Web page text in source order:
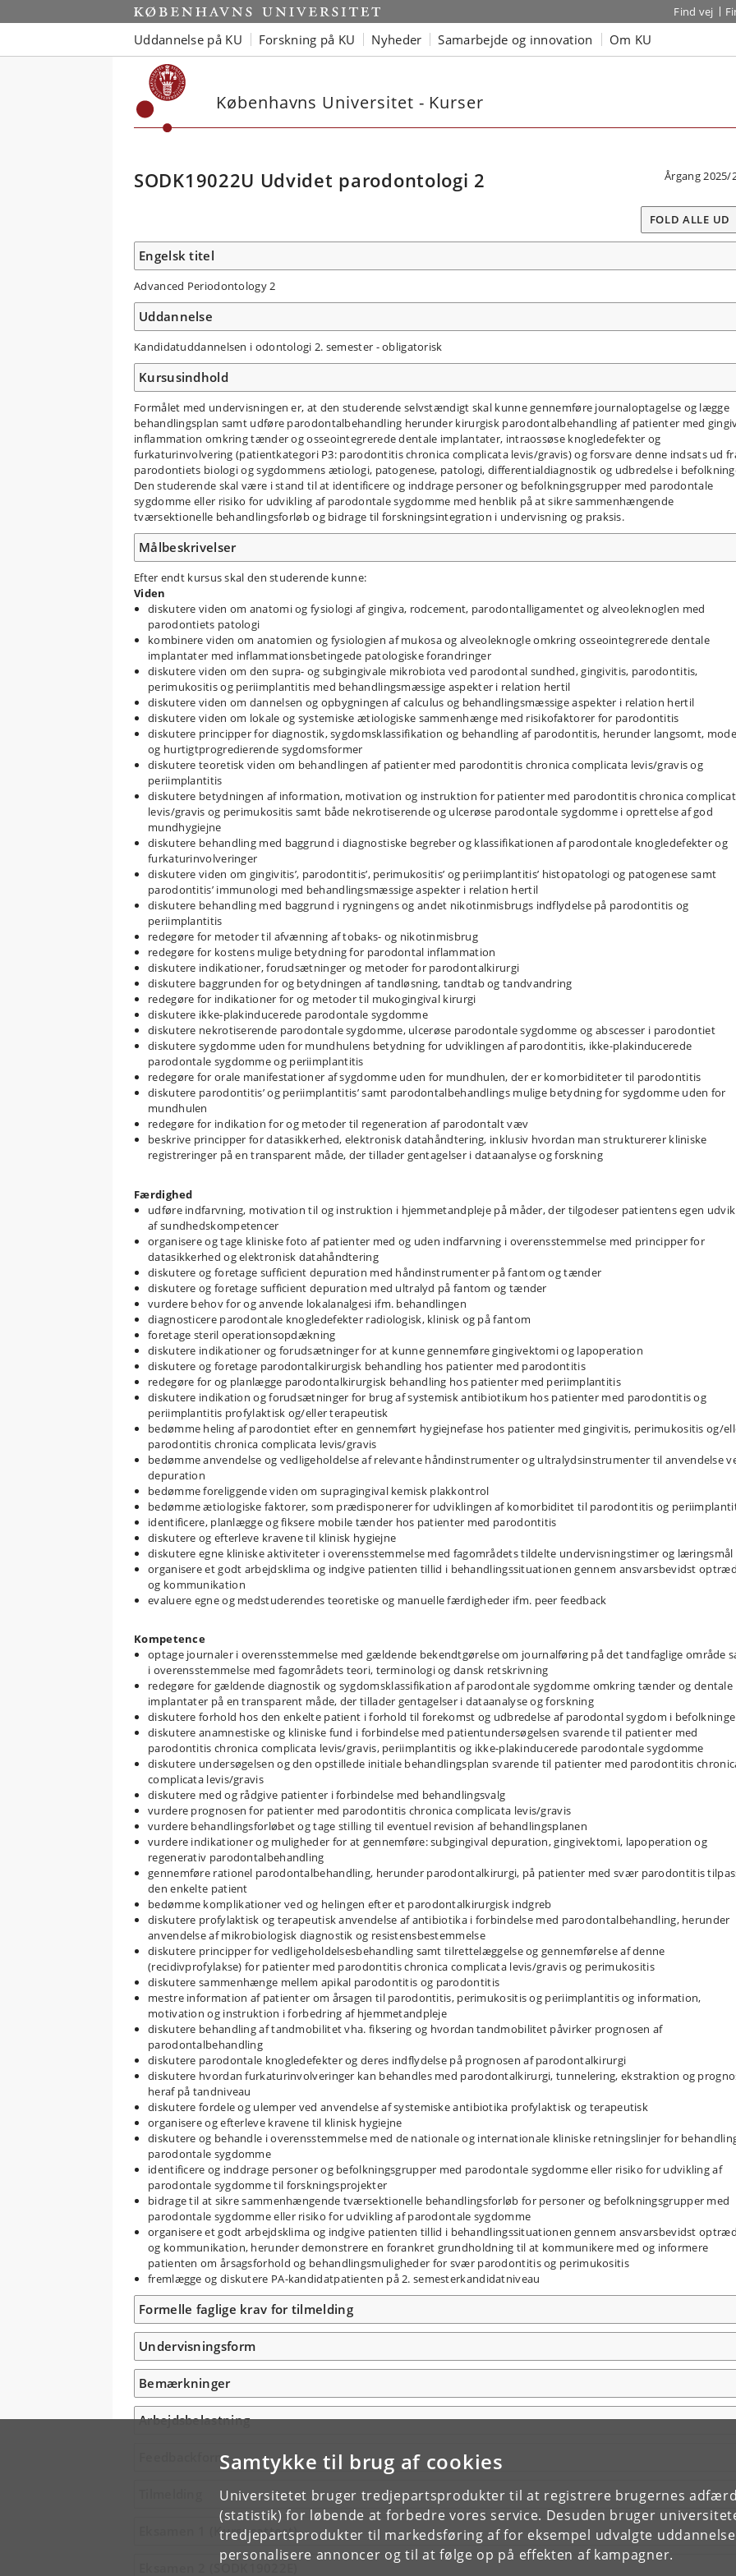
Samtykke til brug af cookies
Universitetet bruger tredjepartsprodukter til at registrere brugernes
(statistik) for løbende at forbedre vores service. Desuden bruger
tredjepartsprodukter til markedsføring af for eksempel udvalgte
personalisere annoncer og til at følge op på effekten af kampagner.
Find vej
Uddannelse på KU Forskning på KU Nyheder Samarbejde og innovation Om KU
Københavns Universitet - Kurser
SODK19022U Udvidet parodontologi 2 Årgang 2025/
FOLD ALLE UD
Engelsk titel
Advanced Periodontology 2
Uddannelse
Kandidatuddannelsen i odontologi 2. semester - obligatorisk
Kursusindhold
Formålet med undervisningen er, at den studerende selvstændigt skal kunne gennemføre journaloptagelse og lægge
behandlingsplan samt udføre parodontalbehandling herunder kirurgisk parodontalbehandling af patienter med
inflammation omkring tænder og osseointegrerede dentale implantater, intraossøse knogledefekter og
furkaturinvolvering (patientkategori P3: parodontitis chronica complicata levis/gravis) og forsvare denne indsats ud
parodontiets biologi og sygdommens ætiologi, patogenese, patologi, differentialdiagnostik og udbredelse i
Den studerende skal være i stand til at identificere og inddrage personer og befolkningsgrupper med parodontale
sygdomme eller risiko for udvikling af parodontale sygdomme med henblik på at sikre sammenhængende
tværsektionelle behandlingsforløb og bidrage til forskningsintegration i undervisning og praksis.
Målbeskrivelser
Efter endt kursus skal den studerende kunne:
Viden
diskutere viden om anatomi og fysiologi af gingiva, rodcement, parodontalligamentet og alveoleknoglen med
parodontiets patologi
kombinere viden om anatomien og fysiologien af mukosa og alveoleknogle omkring osseointegrerede dentale
implantater med inflammationsbetingede patologiske forandringer
diskutere viden om den supra- og subgingivale mikrobiota ved parodontal sundhed, gingivitis, parodontitis,
perimukositis og periimplantitis med behandlingsmæssige aspekter i relation hertil
diskutere viden om dannelsen og opbygningen af calculus og behandlingsmæssige aspekter i relation hertil
diskutere viden om lokale og systemiske ætiologiske sammenhænge med risikofaktorer for parodontitis
diskutere principper for diagnostik, sygdomsklassifikation og behandling af parodontitis, herunder langsomt,
og hurtigtprogredierende sygdomsformer
diskutere teoretisk viden om behandlingen af patienter med parodontitis chronica complicata levis/gravis og
periimplantitis
diskutere betydningen af information, motivation og instruktion for patienter med parodontitis chronica
levis/gravis og perimukositis samt både nekrotiserende og ulcerøse parodontale sygdomme i oprettelse af god
mundhygiejne
diskutere behandling med baggrund i diagnostiske begreber og klassifikationen af parodontale knogledefekter og
furkaturinvolveringer
diskutere viden om gingivitis’, parodontitis’, perimukositis’ og periimplantitis’ histopatologi og patogenese samt
parodontitis’ immunologi med behandlingsmæssige aspekter i relation hertil
diskutere behandling med baggrund i rygningens og andet nikotinmisbrugs indflydelse på parodontitis og
periimplantitis
redegøre for metoder til afvænning af tobaks- og nikotinmisbrug
redegøre for kostens mulige betydning for parodontal inflammation
diskutere indikationer, forudsætninger og metoder for parodontalkirurgi
diskutere baggrunden for og betydningen af tandløsning, tandtab og tandvandring
redegøre for indikationer for og metoder til mukogingival kirurgi
diskutere ikke-plakinducerede parodontale sygdomme
diskutere nekrotiserende parodontale sygdomme, ulcerøse parodontale sygdomme og abscesser i parodontiet
diskutere sygdomme uden for mundhulens betydning for udviklingen af parodontitis, ikke-plakinducerede
parodontale sygdomme og periimplantitis
redegøre for orale manifestationer af sygdomme uden for mundhulen, der er komorbiditeter til parodontitis
diskutere parodontitis’ og periimplantitis’ samt parodontalbehandlings mulige betydning for sygdomme uden for
mundhulen
redegøre for indikation for og metoder til regeneration af parodontalt væv
beskrive principper for datasikkerhed, elektronisk datahåndtering, inklusiv hvordan man strukturerer kliniske
registreringer på en transparent måde, der tillader gentagelser i dataanalyse og forskning
Færdighed
udføre indfarvning, motivation til og instruktion i hjemmetandpleje på måder, der tilgodeser patientens egen
af sundhedskompetencer
organisere og tage kliniske foto af patienter med og uden indfarvning i overensstemmelse med principper for
datasikkerhed og elektronisk datahåndtering
diskutere og foretage sufficient depuration med håndinstrumenter på fantom og tænder
diskutere og foretage sufficient depuration med ultralyd på fantom og tænder
vurdere behov for og anvende lokalanalgesi ifm. behandlingen
diagnosticere parodontale knogledefekter radiologisk, klinisk og på fantom
foretage steril operationsopdækning
diskutere indikationer og forudsætninger for at kunne gennemføre gingivektomi og lapoperation
diskutere og foretage parodontalkirurgisk behandling hos patienter med parodontitis
redegøre for og planlægge parodontalkirurgisk behandling hos patienter med periimplantitis
diskutere indikation og forudsætninger for brug af systemisk antibiotikum hos patienter med parodontitis og
periimplantitis profylaktisk og/eller terapeutisk
bedømme heling af parodontiet efter en gennemført hygiejnefase hos patienter med gingivitis, perimukositis og/
parodontitis chronica complicata levis/gravis
bedømme anvendelse og vedligeholdelse af relevante håndinstrumenter og ultralydsinstrumenter til anvendelse
depuration
bedømme foreliggende viden om supragingival kemisk plakkontrol
bedømme ætiologiske faktorer, som prædisponerer for udviklingen af komorbiditet til parodontitis og
identificere, planlægge og fiksere mobile tænder hos patienter med parodontitis
diskutere og efterleve kravene til klinisk hygiejne
diskutere egne kliniske aktiviteter i overensstemmelse med fagområdets tildelte undervisningstimer og læringsmål
organisere et godt arbejdsklima og indgive patienten tillid i behandlingssituationen gennem ansvarsbevidst
og kommunikation
evaluere egne og medstuderendes teoretiske og manuelle færdigheder ifm. peer feedback
Kompetence
optage journaler i overensstemmelse med gældende bekendtgørelse om journalføring på det tandfaglige område
i overensstemmelse med fagområdets teori, terminologi og dansk retskrivning
redegøre for gældende diagnostik og sygdomsklassifikation af parodontale sygdomme omkring tænder og dentale
implantater på en transparent måde, der tillader gentagelser i dataanalyse og forskning
diskutere forhold hos den enkelte patient i forhold til forekomst og udbredelse af parodontal sygdom i
diskutere anamnestiske og kliniske fund i forbindelse med patientundersøgelsen svarende til patienter med
parodontitis chronica complicata levis/gravis, periimplantitis og ikke-plakinducerede parodontale sygdomme
diskutere undersøgelsen og den opstillede initiale behandlingsplan svarende til patienter med parodontitis
complicata levis/gravis
diskutere med og rådgive patienter i forbindelse med behandlingsvalg
vurdere prognosen for patienter med parodontitis chronica complicata levis/gravis
vurdere behandlingsforløbet og tage stilling til eventuel revision af behandlingsplanen
vurdere indikationer og muligheder for at gennemføre: subgingival depuration, gingivektomi, lapoperation og
regenerativ parodontalbehandling
gennemføre rationel parodontalbehandling, herunder parodontalkirurgi, på patienter med svær parodontitis
den enkelte patient
bedømme komplikationer ved og helingen efter et parodontalkirurgisk indgreb
diskutere profylaktisk og terapeutisk anvendelse af antibiotika i forbindelse med parodontalbehandling, herunder
anvendelse af mikrobiologisk diagnostik og resistensbestemmelse
diskutere principper for vedligeholdelsesbehandling samt tilrettelæggelse og gennemførelse af denne
(recidivprofylakse) for patienter med parodontitis chronica complicata levis/gravis og perimukositis
diskutere sammenhænge mellem apikal parodontitis og parodontitis
mestre information af patienter om årsagen til parodontitis, perimukositis og periimplantitis og information,
motivation og instruktion i forbedring af hjemmetandpleje
diskutere behandling af tandmobilitet vha. fiksering og hvordan tandmobilitet påvirker prognosen af
parodontalbehandling
diskutere parodontale knogledefekter og deres indflydelse på prognosen af parodontalkirurgi
diskutere hvordan furkaturinvolveringer kan behandles med parodontalkirurgi, tunnelering, ekstraktion og
heraf på tandniveau
diskutere fordele og ulemper ved anvendelse af systemiske antibiotika profylaktisk og terapeutisk
organisere og efterleve kravene til klinisk hygiejne
diskutere og behandle i overensstemmelse med de nationale og internationale kliniske retningslinjer for
parodontale sygdomme
identificere og inddrage personer og befolkningsgrupper med parodontale sygdomme eller risiko for udvikling af
parodontale sygdomme til forskningsprojekter
bidrage til at sikre sammenhængende tværsektionelle behandlingsforløb for personer og befolkningsgrupper med
parodontale sygdomme eller risiko for udvikling af parodontale sygdomme
organisere et godt arbejdsklima og indgive patienten tillid i behandlingssituationen gennem ansvarsbevidst
og kommunikation, herunder demonstrere en forankret grundholdning til at kommunikere med og informere
patienten om årsagsforhold og behandlingsmuligheder for svær parodontitis og perimukositis
fremlægge og diskutere PA-kandidatpatienten på 2. semesterkandidatniveau
Formelle faglige krav for tilmelding
Undervisningsform
Bemærkninger
Arbejdsbelastning
Feedbackform
Eksamen 1 (Kursusattest)
Eksamen 2 (SODK19022E)